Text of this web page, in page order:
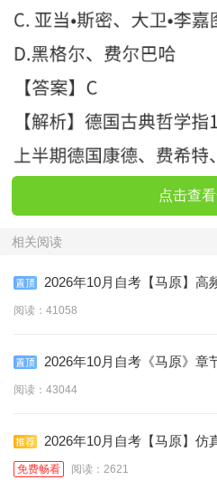
点击查
相关阅读
2026年10月自考【马原】高
阅读：41058
2026年10月自考《马原》章
阅读：43044
2026年10月自考【马原】仿
免费畅看 阅读：2621